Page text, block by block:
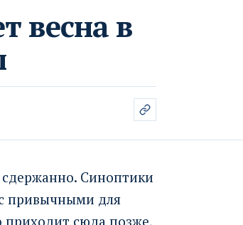
весна в
Синоптики
привычными для
приходит сюда позже,